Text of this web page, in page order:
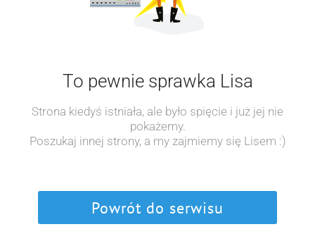
To pewnie sprawka Lisa
Strona kiedyś istniała, ale było spięcie i już jej nie
pokażemy.
Poszukaj innej strony, a my zajmiemy się Lisem :)
Powrót do serwisu